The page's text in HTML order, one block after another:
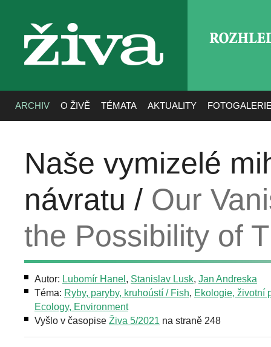
živa
ARCHIV O ŽIVĚ TÉMATA AKTUALITY
Naše vymizelé
návratu / Our
the Possibility of
Autor: Lubomír Hanel , Stanislav Lusk, Jan Andreska
Téma: Ryby, paryby, kruhoústí / Fish, Ekologie, životní
Ecology, Environment
Vyšlo v časopise Živa 5/2021 na straně 248